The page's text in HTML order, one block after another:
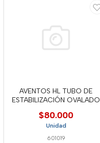
AVENTOS HL TUBO DE
ESTABILIZACIÓN OVALADO
$80.000
Unidad
601019